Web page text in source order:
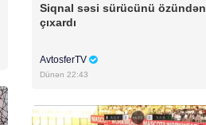
Siqnal səsi sürücünü özündən
çıxardı
AvtosferTV
Dünən 22:43